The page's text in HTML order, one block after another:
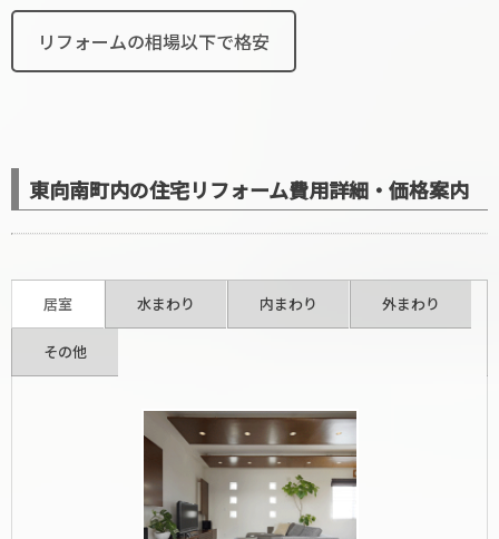
リフォームの相場以下で格安
東向南町内の住宅リフォーム費用詳細・価格案内
居室 水まわり 内まわり 外まわり
その他